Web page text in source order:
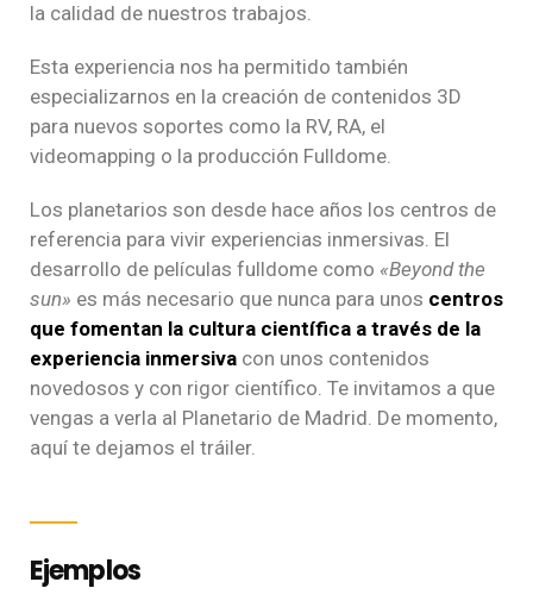
la calidad de nuestros trabajos.
Esta experiencia nos ha permitido también
especializarnos en la creación de contenidos 3D
para nuevos soportes como la RV, RA, el
videomapping o la producción Fulldome.
Los planetarios son desde hace años los centros de
referencia para vivir experiencias inmersivas. El
desarrollo de películas fulldome como «Beyond the
sun» es más necesario que nunca para unos centros
que fomentan la cultura científica a través de la
experiencia inmersiva con unos contenidos
novedosos y con rigor científico. Te invitamos a que
vengas a verla al Planetario de Madrid. De momento,
aquí te dejamos el tráiler.
Ejemplos